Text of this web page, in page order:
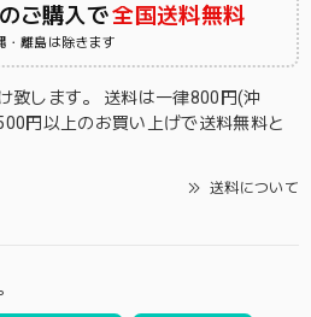
ご購入で全国送料無料
・離島は除きます
致します。 送料は一律800円(沖
円以上のお買い上げで送料無料と
送料について